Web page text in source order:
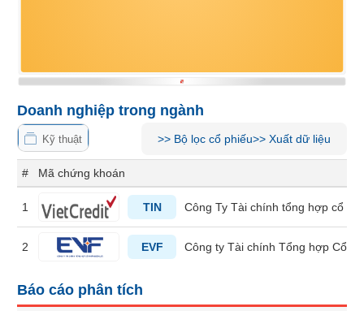
Tài
chính
Phân
tích
thuật
Hồ
sơ
doanh
Tin
Doanh nghiệp trong ngành
Kỹ thuật >> Bộ lọc cổ phiếu>> Xuất dữ liệu
# Mã chứng khoán
1 TIN Công Ty Tài chính tổng hợp cổ
2 EVF Công ty Tài chính Tổng hợp Cổ
Báo cáo phân tích
NĂNG
LƯỢNG
NGUYÊN